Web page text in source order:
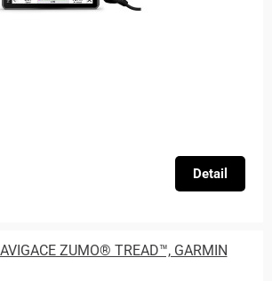
Detail
ZUMO® TREAD™, GARMIN